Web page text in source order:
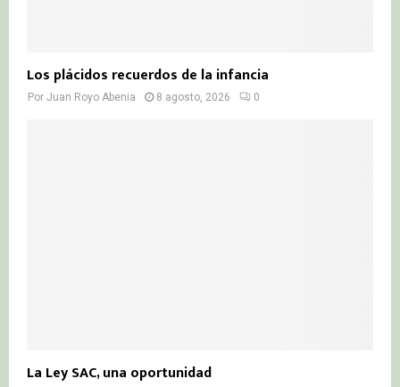
Los plácidos recuerdos de la infancia
Por Juan Royo Abenia 8 agosto, 2026 0
La Ley SAC, una oportunidad